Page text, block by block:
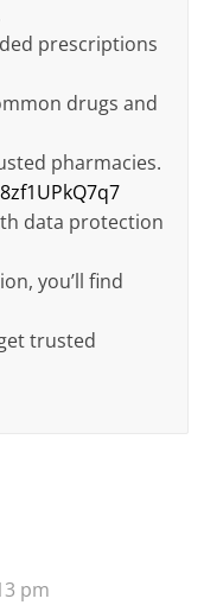
prescriptions
drugs and
pharmacies.
data protection
you’ll find
trusted
pm